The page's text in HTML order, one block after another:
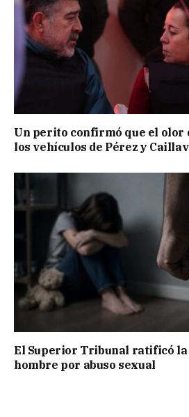
Un perito confirmó que el olor
los vehículos de Pérez y
El Superior Tribunal ratificó la
hombre por abuso sexual